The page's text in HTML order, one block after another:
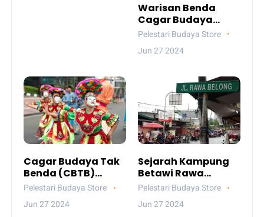
Warisan Benda
Cagar Budaya
Betawi | Pelestari
Pelestari Budaya Store
Jun 27 2024
Cagar Budaya Tak
Benda (CBTB)
Betawi | Pelestari
Pelestari Budaya Store
Jun 27 2024
Sejarah Kampung
Betawi Rawa
Belong | Pelestari
Pelestari Budaya Store
Jun 27 2024